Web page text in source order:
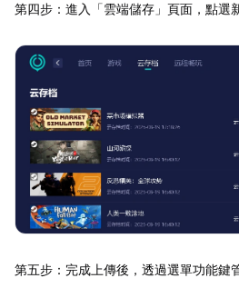
第四步：進入「雲端儲存」頁面，點選
第五步：完成上傳後，透過選單功能鍵